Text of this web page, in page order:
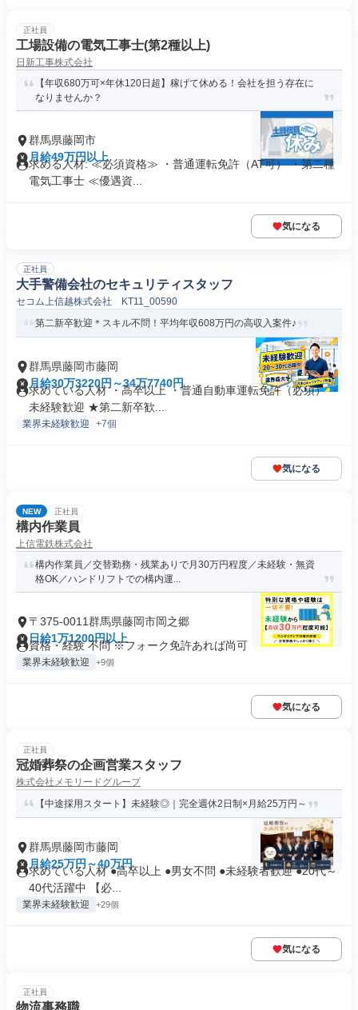
正社員
工場設備の電気工事士(第2種以上)
日新工事株式会社
【年収680万可×年休120日超】稼げて休める！会社を担う存在に
なりませんか？
群馬県藤岡市
月給49万円以上
求める人材: ≪必須資格≫ ・普通運転免許（AT可） ・第二種
電気工事士 ≪優遇資...
気になる
正社員
大手警備会社のセキュリティスタッフ
セコム上信越株式会社 KT11_00590
第二新卒歓迎＊スキル不問！平均年収608万円の高収入案件♪
群馬県藤岡市藤岡
月給30万3220円～34万7740円
求めている人材 ・高卒以上 ・普通自動車運転免許（必須） ・
未経験歓迎 ★第二新卒歓...
業界未経験歓迎 +7個
気になる
NEW 正社員
構内作業員
上信電鉄株式会社
構内作業員／交替勤務・残業ありで月30万円程度／未経験・無資
格OK／ハンドリフトでの構内運...
〒375-0011群馬県藤岡市岡之郷
日給1万1200円以上
資格・経験 不問 ※フォーク免許あれば尚可
業界未経験歓迎 +9個
気になる
正社員
冠婚葬祭の企画営業スタッフ
株式会社メモリードグループ
【中途採用スタート】未経験◎｜完全週休2日制×月給25万円～
群馬県藤岡市藤岡
月給25万円～40万円
求めている人材 ●高卒以上 ●男女不問 ●未経験者歓迎 ●20代～
40代活躍中 【必...
業界未経験歓迎 +29個
気になる
正社員
物流事務職